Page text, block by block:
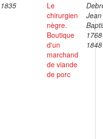
1835
Le
chirurgien
nègre.
Boutique
d'un
marchand
de viande
de porc
Jean
1848